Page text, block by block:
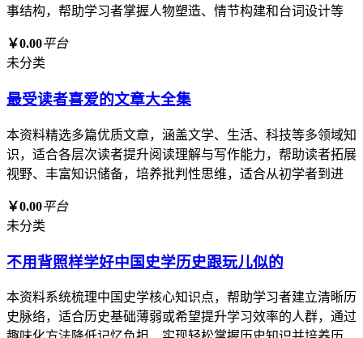
事结构，帮助学习者掌握人物塑造、情节构建和台词设计等
￥0.00平台
未分类
最受读者喜爱的文章大全集
本资料精选多篇优质文章，涵盖文学、生活、科技等多领域知
识，适合各层次读者提升阅读理解与写作能力，帮助读者拓展
视野、丰富知识储备，培养批判性思维，适合从初学者到进
￥0.00平台
未分类
不用背照样学好中国史学历史跟玩儿似的
本资料系统梳理中国史学核心知识点，帮助学习者建立清晰历
史脉络，适合历史基础薄弱或希望提升学习效率的人群，通过